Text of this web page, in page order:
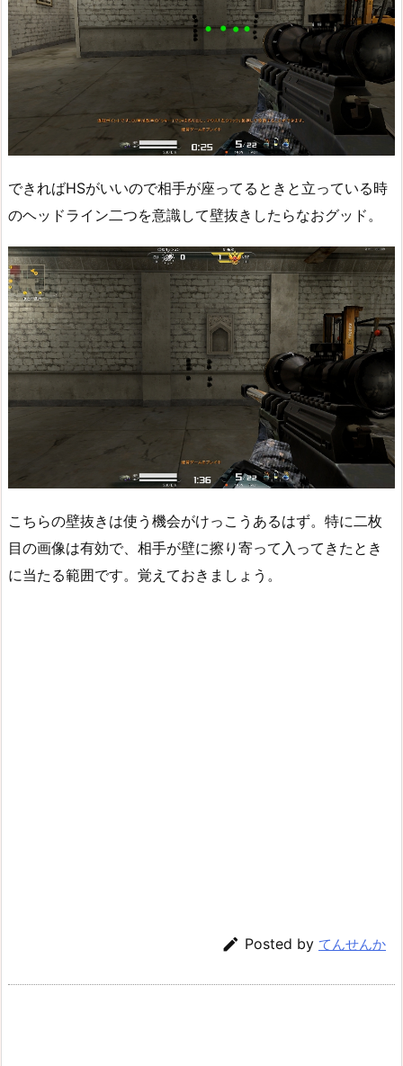
できればHSがいいので相手が座ってるときと立っている時
のヘッドライン二つを意識して壁抜きしたらなおグッド。
こちらの壁抜きは使う機会がけっこうあるはず。特に二枚
目の画像は有効で、相手が壁に擦り寄って入ってきたとき
に当たる範囲です。覚えておきましょう。
 Posted by てんせんか